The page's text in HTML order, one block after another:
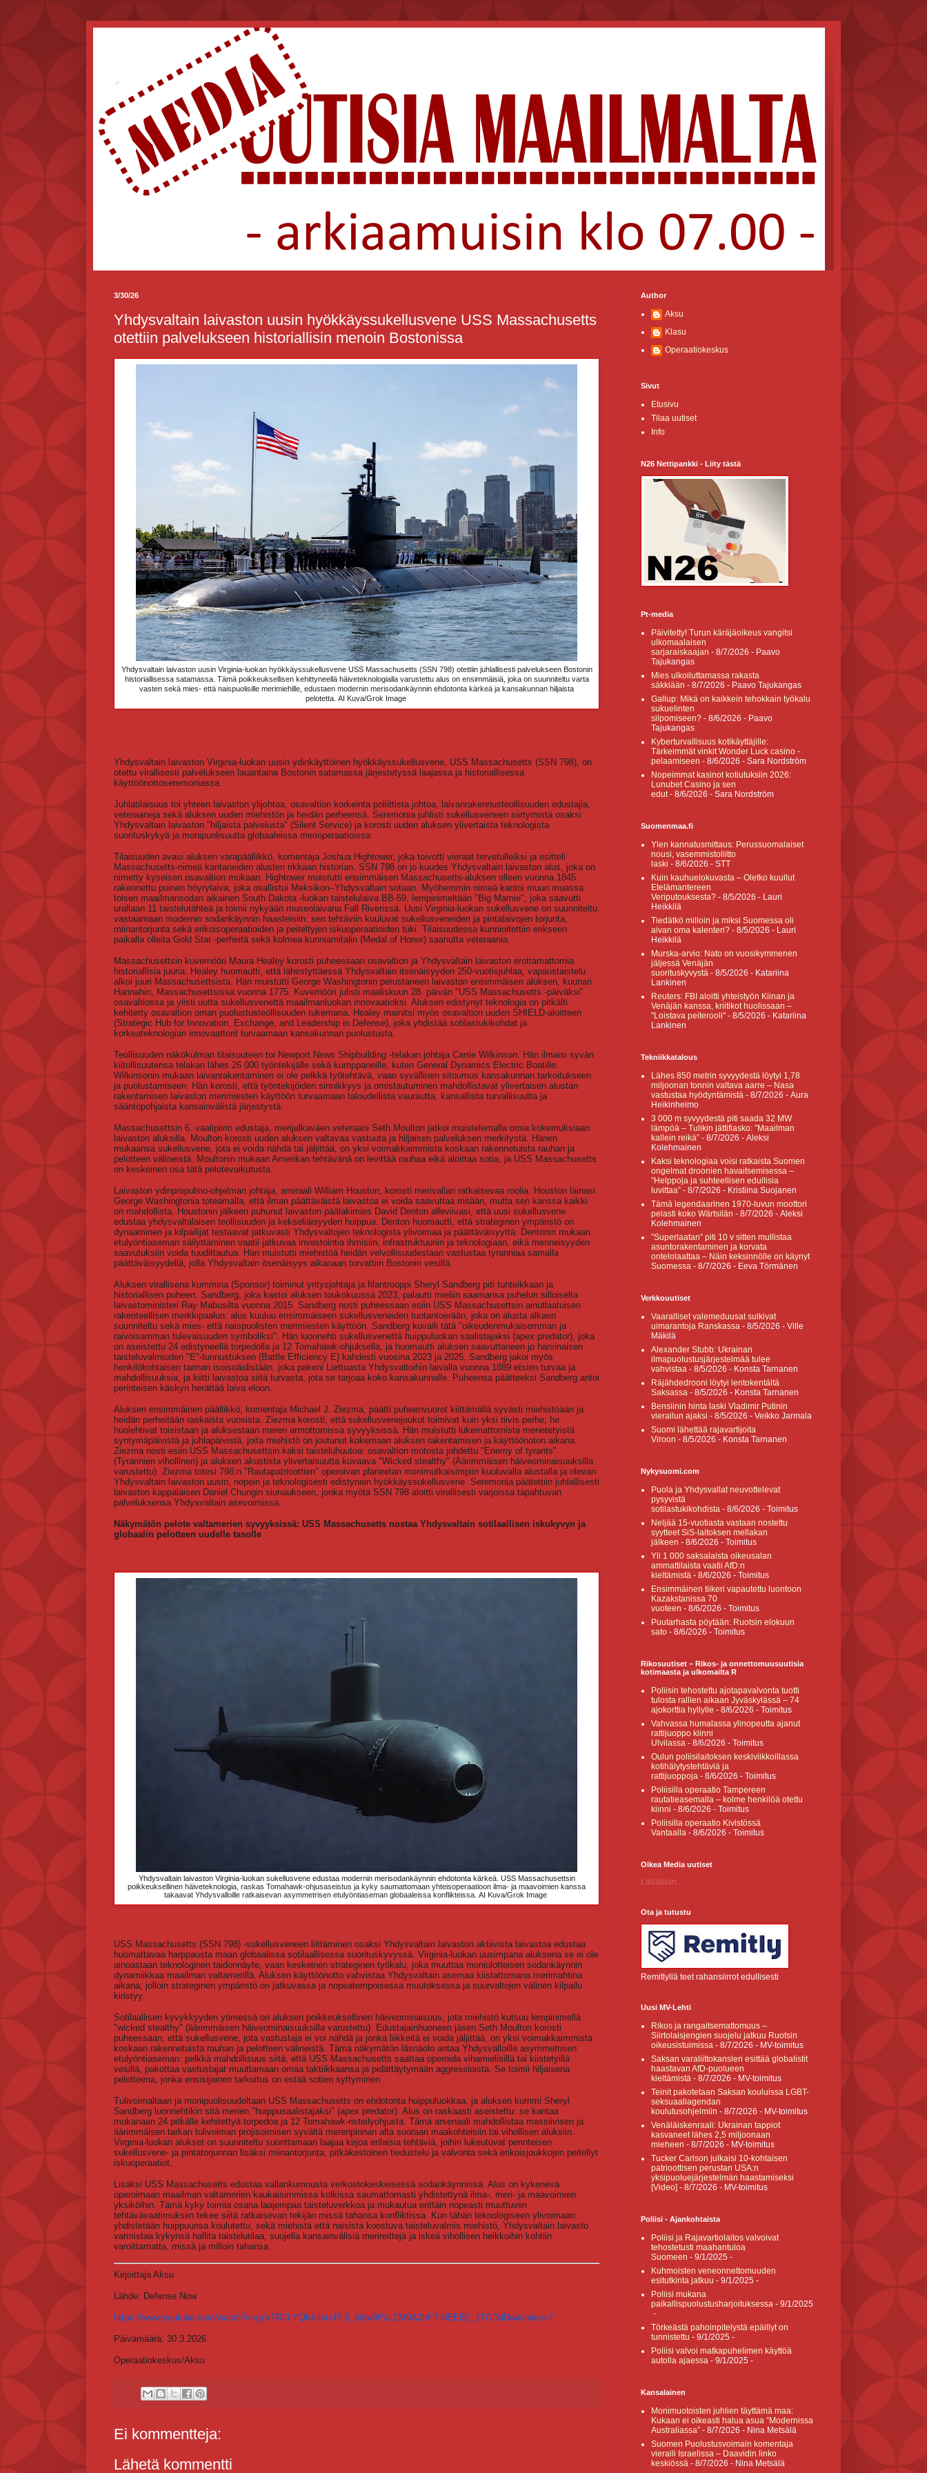
.
3/30/26
Yhdysvaltain laivaston uusin hyökkäyssukellusvene USS Massachusetts
otettiin palvelukseen historiallisin menoin Bostonissa
Yhdysvaltain laivaston uusin Virginia-luokan hyökkäyssukellusvene USS Massachusetts (SSN 798) otettiin juhlallisesti palvelukseen Bostonin
historiallisessa satamassa. Tämä poikkeuksellisen kehittyneellä häiveteknologialla varustettu alus on ensimmäisiä, joka on suunniteltu varta
vasten sekä mies- että naispuolisille merimiehille, edustaen modernin merisodankäynnin ehdotonta kärkeä ja kansakunnan hiljaista
pelotetta. AI Kuva/Grok Image
Yhdysvaltain laivaston Virginia-luokan uusin ydinkäyttöinen hyökkäyssukellusvene, USS Massachusetts (SSN 798), on
otettu virallisesti palvelukseen lauantaina Bostonin satamassa järjestetyssä laajassa ja historiallisessa
käyttöönottoseremoniassa.
Juhlatilaisuus toi yhteen laivaston ylijohtoa, osavaltion korkeinta poliittista johtoa, laivanrakennusteollisuuden edustajia,
veteraaneja sekä aluksen uuden miehistön ja heidän perheensä. Seremonia juhlisti sukellusveneen siirtymistä osaksi
Yhdysvaltain laivaston "hiljaista palvelusta" (Silent Service) ja korosti uuden aluksen ylivertaista teknologista
suorituskykyä ja monipuolisuutta globaaleissa merioperaatioissa.
Tilaisuuden avasi aluksen varapäällikkö, komentaja Joshua Hightower, joka toivotti vieraat tervetulleiksi ja esitteli
Massachusetts-nimeä kantaneiden alusten rikkaan historian. SSN 798 on jo kuudes Yhdysvaltain laivaston alus, joka on
nimetty kyseisen osavaltion mukaan. Hightower muistutti ensimmäisen Massachusetts-aluksen olleen vuonna 1845
rakennettu puinen höyrylaiva, joka osallistui Meksikon–Yhdysvaltain sotaan. Myöhemmin nimeä kantoi muun muassa
toisen maailmansodan aikainen South Dakota -luokan taistelulaiva BB-59, lempinimeltään "Big Mamie", joka saavutti
urallaan 11 taistelutähteä ja toimii nykyään museolaivana Fall Riverissä. Uusi Virginia-luokan sukellusvene on suunniteltu
vastaamaan modernin sodankäynnin haasteisiin: sen tehtäviin kuuluvat sukellusveneiden ja pintalaivojen torjunta,
miinantorjunta sekä erikoisoperaatioiden ja peiteltyjen iskuoperaatioiden tuki. Tilaisuudessa kunnioitettiin erikseen
paikalla olleita Gold Star -perheitä sekä kolmea kunniamitalin (Medal of Honor) saanutta veteraania.
Massachusettsin kuvernööri Maura Healey korosti puheessaan osavaltion ja Yhdysvaltain laivaston erottamattomia
historiallisia juuria. Healey huomautti, että lähestyttäessä Yhdysvaltain itsenäisyyden 250-vuotisjuhlaa, vapaustaistelu
alkoi juuri Massachusettsista. Hän muistutti George Washingtonin perustaneen laivaston ensimmäisen aluksen, kuunari
Hannahin, Massachusettsissa vuonna 1775. Kuvernööri julisti maaliskuun 28. päivän "USS Massachusetts -päiväksi"
osavaltiossa ja ylisti uutta sukellusvenettä maailmanluokan innovaatioksi. Aluksen edistynyt teknologia on pitkälti
kehitetty osavaltion oman puolustusteollisuuden tukemana. Healey mainitsi myös osavaltion uuden SHIELD-aloitteen
(Strategic Hub for Innovation, Exchange, and Leadership in Defense), joka yhdistää sotilastukikohdat ja
korkeateknologian innovaattorit turvaamaan kansakunnan puolustusta.
Teollisuuden näkökulman tilaisuuteen toi Newport News Shipbuilding -telakan johtaja Carrie Wilkinson. Hän ilmaisi syvän
kiitollisuutensa telakan lähes 26 000 työntekijälle sekä kumppaneille, kuten General Dynamics Electric Boatille.
Wilkinsonin mukaan laivanrakentaminen ei ole pelkkä työtehtävä, vaan syvällinen sitoumus kansakunnan tarkoitukseen
ja puolustamiseen. Hän korosti, että työntekijöiden sinnikkyys ja omistautuminen mahdollistavat ylivertaisen alustan
rakentamisen laivaston merimiesten käyttöön turvaamaan taloudellista vaurautta, kansallista turvallisuutta ja
sääntöpohjaista kansainvälistä järjestystä.
Massachusettsin 6. vaalipiirin edustaja, merijalkaväen veteraani Seth Moulton jatkoi muistelemalla omia kokemuksiaan
laivaston aluksilla. Moulton korosti uuden aluksen valtavaa vastuuta ja hiljaisen palveluksen merkitystä. Hänen
mukaansa sukellusvene, jota ei voida nähdä tai jäljittää, on yksi voimakkaimmista koskaan rakennetuista rauhan ja
pelotteen välineistä. Moultonin mukaan Amerikan tehtävänä on levittää rauhaa eikä aloittaa sotia, ja USS Massachusetts
on keskeinen osa tätä pelotevaikutusta.
Laivaston ydinpropulsio-ohjelman johtaja, amiraali William Houston, korosti merivallan ratkaisevaa roolia. Houston lainasi
George Washingtonia toteamalla, että ilman päättäväistä laivastoa ei voida saavuttaa mitään, mutta sen kanssa kaikki
on mahdollista. Houstonin jälkeen puhunut laivaston päälakimies David Denton alleviivasi, että uusi sukellusvene
edustaa yhdysvaltalaisen teollisuuden ja kekseliäisyyden huippua. Denton huomautti, että strateginen ympäristö on
dynaaminen ja kilpailijat testaavat jatkuvasti Yhdysvaltojen teknologista ylivoimaa ja päättäväisyyttä. Dentonin mukaan
etulyöntiaseman säilyttäminen vaatii jatkuvaa investointia ihmisiin, infrastruktuuriin ja teknologiaan, eikä menneisyyden
saavutuksiin voida tuudittautua. Hän muistutti miehistöä heidän velvollisuudestaan vastustaa tyranniaa samalla
päättäväisyydellä, jolla Yhdysvaltain itsenäisyys aikanaan turvattiin Bostonin vesillä.
Aluksen virallisena kummina (Sponsor) toiminut yritysjohtaja ja filantrooppi Sheryl Sandberg piti tunteikkaan ja
historiallisen puheen. Sandberg, joka kastoi aluksen toukokuussa 2023, palautti mieliin saamansa puhelun silloiselta
laivastoministeri Ray Mabusilta vuonna 2015. Sandberg nosti puheessaan esiin USS Massachusettsin ainutlaatuisen
rakenteellisen merkkipaalun: alus kuuluu ensimmäiseen sukellusveneiden tuotantoerään, joka on alusta alkaen
suunniteltu sekä mies- että naispuolisten merimiesten käyttöön. Sandberg kuvaili tätä "oikeudenmukaisemman ja
raivoisamman tulevaisuuden symboliksi". Hän luonnehti sukellusvenettä huippuluokan saalistajaksi (apex predator), joka
on aseistettu 24 edistyneellä torpedolla ja 12 Tomahawk-ohjuksella, ja huomautti aluksen saavuttaneen jo harvinaisen
taisteluvalmiuden "E"-tunnustuksen (Battle Efficiency E) kahdesti vuosina 2023 ja 2025. Sandberg jakoi myös
henkilökohtaisen tarinan isoisoäidistään, joka pakeni Liettuasta Yhdysvaltoihin laivalla vuonna 1889 etsien turvaa ja
mahdollisuuksia, ja kiitti laivastoa siitä turvasta, jota se tarjoaa koko kansakunnalle. Puheensa päätteeksi Sandberg antoi
perinteisen käskyn herättää laiva eloon.
Aluksen ensimmäinen päällikkö, komentaja Michael J. Ziezma, päätti puheenvuorot kiittämällä syvästi miehistöään ja
heidän perheitään raskaista vuosista. Ziezma korosti, että sukellusvenejoukot toimivat kuin yksi tiivis perhe; he
huolehtivat toisistaan ja aluksestaan meren armottomissa syvyyksissä. Hän muistutti lukemattomista menetetyistä
syntymäpäivistä ja juhlapäivistä, joita miehistö on joutunut kokemaan aluksen rakentamisen ja käyttöönoton aikana.
Ziezma nosti esiin USS Massachusettsin kaksi taisteluhuutoa: osavaltion motosta johdettu "Enemy of tyrants"
(Tyrannien vihollinen) ja aluksen akustista ylivertaisuutta kuvaava "Wicked stealthy" (Äärimmäisen häiveominaisuuksilla
varustettu). Ziezma totesi 798:n "Rautapatrioottien" operoivan planeetan monimutkaisimpiin kuuluvalla alustalla ja olevan
Yhdysvaltain laivaston uusin, nopein ja teknologisesti edistynein hyökkäyssukellusvene. Seremonia päätettiin juhlallisesti
laivaston kappalaisen Daniel Chungin siunaukseen, jonka myötä SSN 798 aloitti virallisesti varjoissa tapahtuvan
palveluksensa Yhdysvaltain asevoimissa.
Näkymätön pelote valtamerien syvyyksissä: USS Massachusetts nostaa Yhdysvaltain sotilaallisen iskukyvyn ja
globaalin pelotteen uudelle tasolle
Yhdysvaltain laivaston Virginia-luokan sukellusvene edustaa modernin merisodankäynnin ehdotonta kärkeä. USS Massachusettsin
poikkeuksellinen häiveteknologia, raskas Tomahawk-ohjusaseistus ja kyky saumattomaan yhteisoperaatioon ilma- ja maavoimien kanssa
takaavat Yhdysvalloille ratkaisevan asymmetrisen etulyöntiaseman globaaleissa konflikteissa. AI Kuva/Grok Image
USS Massachusetts (SSN 798) -sukellusveneen liittäminen osaksi Yhdysvaltain laivaston aktiivista laivastoa edustaa
huomattavaa harppausta maan globaalissa sotilaallisessa suorituskyvyssä. Virginia-luokan uusimpana aluksena se ei ole
ainoastaan teknologinen taidonnäyte, vaan keskeinen strateginen työkalu, joka muuttaa moniulotteisen sodankäynnin
dynamiikkaa maailman valtamerillä. Aluksen käyttöönotto vahvistaa Yhdysvaltain asemaa kiistattomana merimahtina
aikana, jolloin strateginen ympäristö on jatkuvassa ja nopeatempoisessa muutoksessa ja suurvaltojen välinen kilpailu
kiristyy.
Sotilaallisen kyvykkyyden ytimessä on aluksen poikkeuksellinen häiveominaisuus, jota miehistö kutsuu lempinimellä
"wicked stealthy" (äärimmäisen häiveominaisuuksilla varustettu). Edustajainhuoneen jäsen Seth Moulton korosti
puheessaan, että sukellusvene, jota vastustaja ei voi nähdä ja jonka liikkeitä ei voida jäljittää, on yksi voimakkaimmista
koskaan rakennetuista rauhan ja pelotteen välineistä. Tämä näkymätön läsnäolo antaa Yhdysvalloille asymmetrisen
etulyöntiaseman: pelkkä mahdollisuus siitä, että USS Massachusetts saattaa operoida vihamielisillä tai kiistetyillä
vesillä, pakottaa vastustajat muuttamaan omaa taktiikkaansa ja pidättäytymään aggressioista. Se toimii hiljaisena
pelotteena, jonka ensisijainen tarkoitus on estää sotien syttyminen.
Tulivoimaltaan ja monipuolisuudeltaan USS Massachusetts on ehdotonta huippuluokkaa, ja aluksen kummi Sheryl
Sandberg luonnehtikin sitä merien "huippusaalistajaksi" (apex predator). Alus on raskaasti aseistettu: se kantaa
mukanaan 24 pitkälle kehitettyä torpedoa ja 12 Tomahawk-risteilyohjusta. Tämä arsenaali mahdollistaa massiivisen ja
äärimmäisen tarkan tulivoiman projisoimisen syvältä merenpinnan alta suoraan maakohteisiin tai vihollisen aluksiin.
Virginia-luokan alukset on suunniteltu suorittamaan laajaa kirjoa erilaisia tehtäviä, joihin lukeutuvat perinteisen
sukellusvene- ja pintatorjunnan lisäksi miinantorjunta, pitkäkestoinen tiedustelu ja valvonta sekä erikoisjoukkojen peitellyt
iskuoperaatiot.
Lisäksi USS Massachusetts edustaa vallankumousta verkostokeskeisessä sodankäynnissä. Alus on kykenevä
operoimaan maailman valtamerien kaukaisimmissa kolkissa saumattomasti yhdistettynä ilma-, meri- ja maavoimien
yksiköihin. Tämä kyky toimia osana laajempaa taisteluverkkoa ja mukautua erittäin nopeasti muuttuviin
tehtävävaatimuksiin tekee siitä ratkaisevan tekijän missä tahansa konfliktissa. Kun tähän teknologiseen ylivoimaan
yhdistetään huippuunsa koulutettu, sekä miehistä että naisista koostuva taisteluvalmis miehistö, Yhdysvaltain laivasto
varmistaa kykynsä hallita taistelutilaa, suojella kansainvälisiä merireittejä ja iskeä vihollisen heikkoihin kohtiin
varoittamatta, missä ja milloin tahansa.
Kirjoittaja Aksu
Lähde: Defense Now
https://www.youtube.com/watch?v=gzvTRI3-YQk&list=PL5_bhjw6PxLZM0A2hPT-NEE8E_1TGDdDw&index=7
Päivämäärä: 30.3.2026
Operaatiokeskus/Aksu
Ei kommentteja:
Lähetä kommentti
Author
Aksu
Klasu
Operaatiokeskus
Sivut
Etusivu
Tilaa uutiset
Info
N26 Nettipankki - Liity tästä
Pt-media
Päivitetty! Turun käräjäoikeus vangitsi
ulkomaalaisen
sarjaraiskaajan - 8/7/2026 - Paavo
Tajukangas
Mies ulkoiluttamassa rakasta
säkkiään - 8/7/2026 - Paavo Tajukangas
Gallup: Mikä on kaikkein tehokkain työkalu
sukuelinten
silpomiseen? - 8/6/2026 - Paavo
Tajukangas
Kyberturvallisuus kotikäyttäjille:
Tärkeimmät vinkit Wonder Luck casino -
pelaamiseen - 8/6/2026 - Sara Nordström
Nopeimmat kasinot kotiutuksiin 2026:
Lunubet Casino ja sen
edut- 8/6/2026 - Sara Nordström
Suomenmaa.fi
Ylen kannatusmittaus: Perussuomalaiset
nousi, vasemmistoliitto
laski - 8/6/2026 - STT
Kuin kauhuelokuvasta – Oletko kuullut
Etelämantereen
Veriputouksesta? - 8/5/2026 - Lauri
Heikkilä
Tiedätkö milloin ja miksi Suomessa oli
aivan oma kalenteri? - 8/5/2026 - Lauri
Heikkilä
Murska-arvio: Nato on vuosikymmenen
jäljessä Venäjän
suorituskyvystä - 8/5/2026 - Katariina
Lankinen
Reuters: FBI aloitti yhteistyön Kiinan ja
Venäjän kanssa, kriitikot huolissaan –
"Loistava peiterooli" - 8/5/2026 - Katariina
Lankinen
Tekniikkatalous
Lähes 850 metrin syvyydestä löytyi 1,78
miljoonan tonnin valtava aarre – Nasa
vastustaa hyödyntämistä - 8/7/2026 - Aura
Heikinheimo
3 000 m syvyydestä piti saada 32 MW
lämpöä – Tulikin jättifiasko: ”Maailman
kallein reikä” - 8/7/2026 - Aleksi
Kolehmainen
Kaksi teknologiaa voisi ratkaista Suomen
ongelmat droonien havaitsemisessa –
”Helppoja ja suhteellisen edullisia
luvittaa” - 8/7/2026 - Kristiina Suojanen
Tämä legendaarinen 1970-luvun moottori
pelasti koko Wärtsilän - 8/7/2026 - Aleksi
Kolehmainen
”Superlaatan” piti 10 v sitten mullistaa
asuntorakentaminen ja korvata
ontelolaattaa – Näin keksinnölle on käynyt
Suomessa - 8/7/2026 - Eeva Törmänen
Verkkouutiset
Vaaralliset valemeduusat sulkivat
uimarantoja Ranskassa - 8/5/2026 - Ville
Mäkilä
Alexander Stubb: Ukrainan
ilmapuolustusjärjestelmää tulee
vahvistaa - 8/5/2026 - Konsta Tarnanen
Räjähdedrooni löytyi lentokentältä
Saksassa - 8/5/2026 - Konsta Tarnanen
Bensiinin hinta laski Vladimir Putinin
vierailun ajaksi - 8/5/2026 - Veikko Jarmala
Suomi lähettää rajavartijoita
Viroon - 8/5/2026 - Konsta Tarnanen
Nykysuomi.com
Puola ja Yhdysvallat neuvottelevat
pysyvistä
sotilastukikohdista - 8/6/2026 - Toimitus
Neljää 15-vuotiasta vastaan nostettu
syytteet SiS-laitoksen mellakan
jälkeen - 8/6/2026 - Toimitus
Yli 1 000 saksalaista oikeusalan
ammattilaista vaatii AfD:n
kieltämistä - 8/6/2026 - Toimitus
Ensimmäinen tiikeri vapautettu luontoon
Kazakstanissa 70
vuoteen - 8/6/2026 - Toimitus
Puutarhasta pöytään: Ruotsin elokuun
sato - 8/6/2026 - Toimitus
Rikosuutiset – Rikos- ja onnettomuusuutisia
kotimaasta ja ulkomailta R
Poliisin tehostettu ajotapavalvonta tuotti
tulosta rallien aikaan Jyväskylässä – 74
ajokorttia hyllylle - 8/6/2026 - Toimitus
Vahvassa humalassa ylinopeutta ajanut
rattijuoppo kiinni
Ulvilassa - 8/6/2026 - Toimitus
Oulun poliisilaitoksen keskiviikkoillassa
kotihälytystehtäviä ja
rattijuoppoja - 8/6/2026 - Toimitus
Poliisilla operaatio Tampereen
rautatieasemalla – kolme henkilöä otettu
kiinni - 8/6/2026 - Toimitus
Poliisilla operaatio Kivistössä
Vantaalla - 8/6/2026 - Toimitus
Oikea Media uutiset
Ladataan...
Ota ja tutustu
Remitlyllä teet rahansiirrot edullisesti
Uusi MV-Lehti
Rikos ja rangaitsemattomuus –
Siirtolaisjengien suojelu jatkuu Ruotsin
oikeusistuimissa - 8/7/2026 - MV-toimitus
Saksan varaliittokansleri esittää globalistit
haastavan AfD-puolueen
kieltämistä - 8/7/2026 - MV-toimitus
Teinit pakotetaan Saksan kouluissa LGBT-
seksuaaliagendan
koulutusohjelmiin - 8/7/2026 - MV-toimitus
Venäläiskenraali: Ukrainan tappiot
kasvaneet lähes 2,5 miljoonaan
mieheen - 8/7/2026 - MV-toimitus
Tucker Carlson julkaisi 10-kohtaisen
patrioottisen perustan USA:n
yksipuoluejärjestelmän haastamiseksi
[Video] - 8/7/2026 - MV-toimitus
Poliisi - Ajankohtaista
Poliisi ja Rajavartiolaitos valvoivat
tehostetusti maahantuloa
Suomeen - 9/1/2025 -
Kuhmoisten veneonnettomuuden
esitutkinta jatkuu - 9/1/2025 -
Poliisi mukana
paikallispuolustusharjoituksessa - 9/1/2025
-
Törkeästä pahoinpitelystä epäillyt on
tunnistettu - 9/1/2025 -
Poliisi valvoi matkapuhelimen käyttöä
autolla ajaessa - 9/1/2025 -
Kansalainen
Monimuotoisten juhlien täyttämä maa:
Kukaan ei oikeasti halua asua ”Modernissa
Australiassa” - 8/7/2026 - Nina Metsälä
Suomen Puolustusvoimain komentaja
vieraili Israelissa – Daavidin linko
keskiössä - 8/7/2026 - Nina Metsälä